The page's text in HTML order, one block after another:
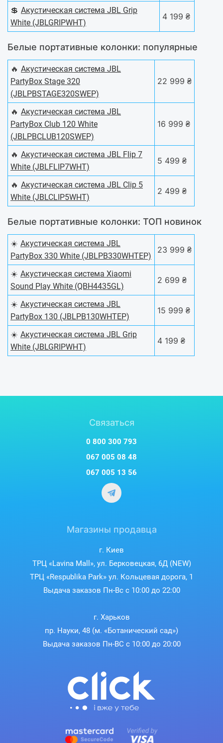
💲 Акустическая система JBL Grip
White (JBLGRIPWHT)
4 199 ₴
Белые портативные колонки: популярные
🔥 Акустическая система JBL
PartyBox Stage 320
(JBLPBSTAGE320SWEP)
22 999 ₴
🔥 Акустическая система JBL
PartyBox Club 120 White
(JBLPBCLUB120SWEP)
16 999 ₴
🔥 Акустическая система JBL Flip 7
White (JBLFLIP7WHT)
5 499 ₴
🔥 Акустическая система JBL Clip 5
White (JBLCLIP5WHT)
2 499 ₴
Белые портативные колонки: ТОП новинок
☀️ Акустическая система JBL
PartyBox 330 White (JBLPB330WHTEP)
23 999 ₴
☀️ Акустическая система Xiaomi
Sound Play White (QBH4435GL)
2 699 ₴
☀️ Акустическая система JBL
PartyBox 130 (JBLPB130WHTEP)
15 999 ₴
☀️ Акустическая система JBL Grip
White (JBLGRIPWHT)
4 199 ₴
Связаться
0 800 300 793
067 005 08 48
067 005 13 56
Магазины продавца
г. Киев
ТРЦ «Lavina Mall», ул. Берковецкая, 6Д (NEW)
ТРЦ «Respublika Park» ул. Кольцевая дорога, 1
Выдача заказов Пн-Вс с 10:00 до 22:00
г. Харьков
пр. Науки, 48 (м. «Ботанический сад»)
Выдача заказов Пн-ВС с 10:00 до 20:00